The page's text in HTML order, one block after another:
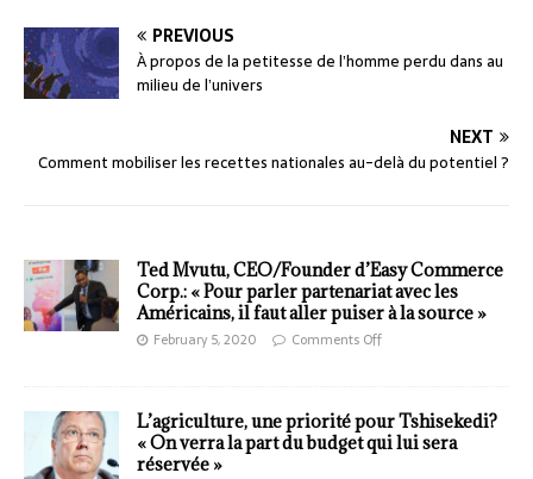
PREVIOUS
À propos de la petitesse de l’homme perdu dans au
milieu de l’univers
NEXT
Comment mobiliser les recettes nationales au-delà du potentiel ?
Ted Mvutu, CEO/Founder d’Easy Commerce
Corp.: « Pour parler partenariat avec les
Américains, il faut aller puiser à la source »
February 5, 2020 Comments Off
L’agriculture, une priorité pour Tshisekedi?
« On verra la part du budget qui lui sera
réservée »